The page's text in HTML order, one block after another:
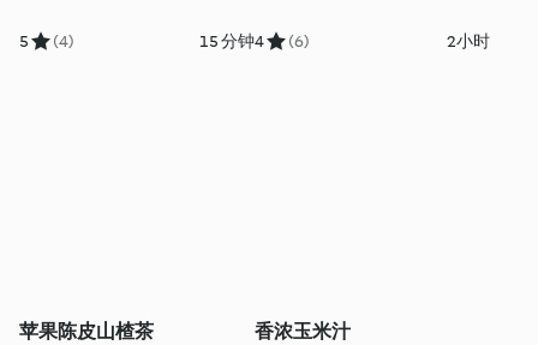
5 (4) 15 分钟4 (6) 2小时
苹果陈皮山楂茶 香浓玉米汁